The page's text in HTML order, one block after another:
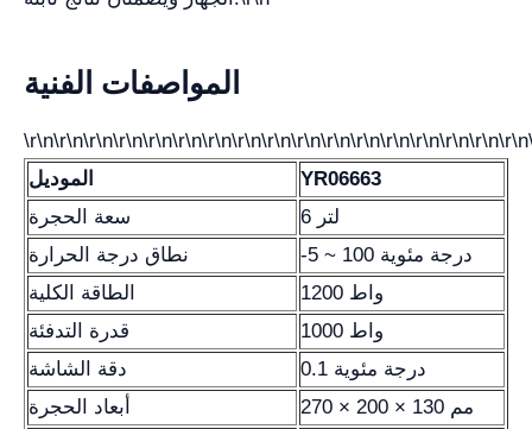
المواصفات الفنية
الموديل
YR06663
سعة الحجرة
6 لتر
نطاق درجة الحرارة
-5 ~ 100 درجة مئوية
الطاقة الكلية
1200 واط
قدرة التدفئة
1000 واط
دقة الشاشة
0.1 درجة مئوية
أبعاد الحجرة
270 × 200 × 130 مم